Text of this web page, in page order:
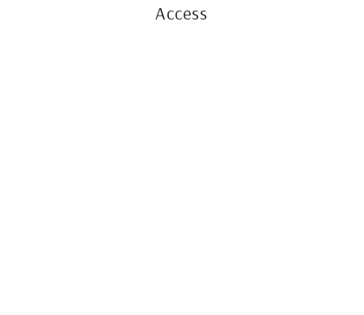
Access